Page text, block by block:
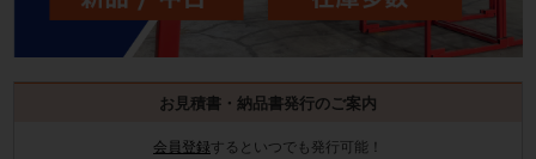
お見積書・納品書発行のご案内
会員登録するといつでも発行可能！